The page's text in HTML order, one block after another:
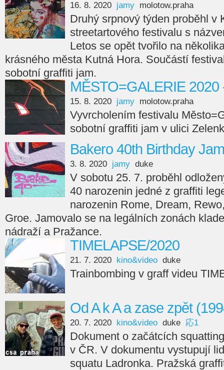
16. 8. 2020 jamy molotow.praha
Druhý srpnový týden proběhl v
streetartového festivalu s
Letos se opět tvořilo na
krásného města Kutná Hora. Součástí
sobotní graffiti jam.
MĚSTO=GALERIE 2020
15. 8. 2020 jamy molotow.praha
Vyvrcholením festivalu
sobotní graffiti jam v ulici
Bakero 40th Birthday Jam
3. 8. 2020 jamy duke
V sobotu 25. 7. proběhl
40 narozenin jedné z graffiti
narozenin Rome, Dream,
Groe. Jamovalo se na legálních zonách
nádraží a Pražance.
TIMELAPSE/2020
21. 7. 2020 kino&video duke
Trainbombing v graff videu
Od A k A a zase zpět
20. 7. 2020 kino&video duke 応1
Dokument o začátcích
v ČR. V dokumentu vystupují
squatu Ladronka. Pražská